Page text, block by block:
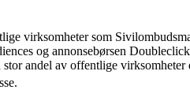
virksomheter som
og an­nonsebørsen
andel av offentlige